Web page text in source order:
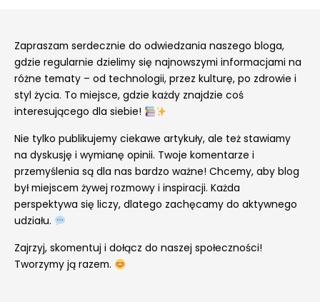
Zapraszam serdecznie do odwiedzania naszego bloga,
gdzie regularnie dzielimy się najnowszymi informacjami na
różne tematy – od technologii, przez kulturę, po zdrowie i
styl życia. To miejsce, gdzie każdy znajdzie coś
interesującego dla siebie!
Nie tylko publikujemy ciekawe artykuły, ale też stawiamy
na dyskusję i wymianę opinii. Twoje komentarze i
przemyślenia są dla nas bardzo ważne! Chcemy, aby blog
był miejscem żywej rozmowy i inspiracji. Każda
perspektywa się liczy, dlatego zachęcamy do aktywnego
udziału.
Zajrzyj, skomentuj i dołącz do naszej społeczności!
Tworzymy ją razem.